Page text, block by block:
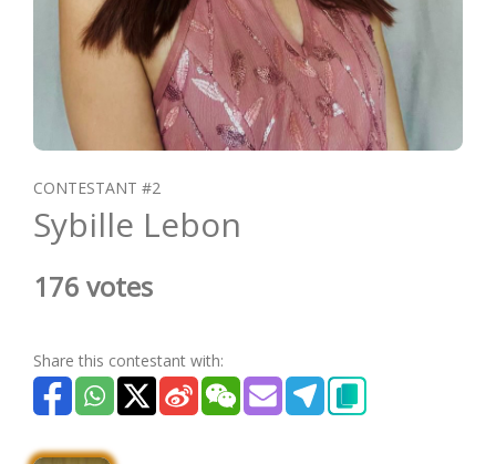
CONTESTANT #2
Sybille Lebon
176 votes
Share this contestant with: